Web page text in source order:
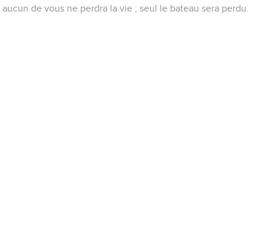
aucun de vous ne perdra la vie ; seul le bateau sera perdu.